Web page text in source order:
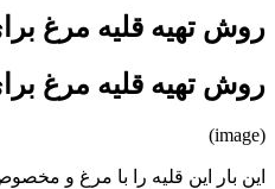
روش تهیه قلیه مرغ
روش تهیه قلیه مرغ
(image)
این بار این قلیه را با مرغ و